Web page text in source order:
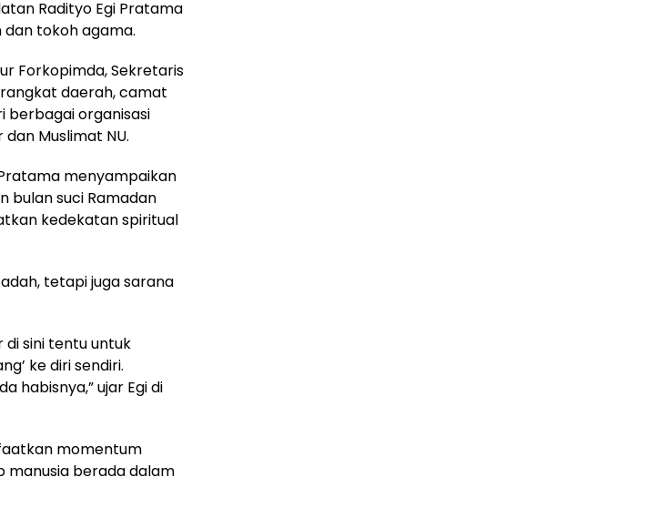
Radityo Egi Pratama
tokoh agama.
Forkopimda, Sekretaris
daerah, camat
berbagai organisasi
dan Muslimat NU.
menyampaikan
bulan suci Ramadan
kedekatan spiritual
tetapi juga sarana
di sini tentu untuk
ke diri sendiri.
habisnya,” ujar Egi di
momentum
manusia berada dalam